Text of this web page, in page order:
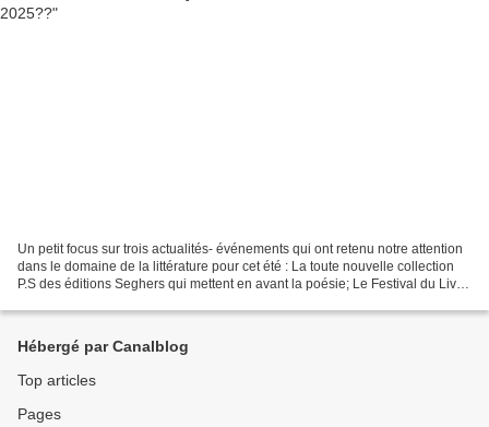
Un petit focus sur trois actualités- événements qui ont retenu notre attention
dans le domaine de la littérature pour cet été : La toute nouvelle collection
P.S des éditions Seghers qui mettent en avant la poésie; Le Festival du Livre
Hébergé par Canalblog
Top articles
Pages